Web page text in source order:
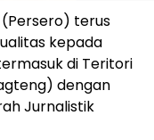
terus
kepada
di Teritori
dengan
Jurnalistik